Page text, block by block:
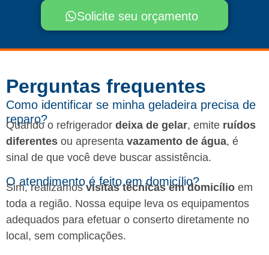
Solicite seu orçamento
Perguntas frequentes​
Como identificar se minha geladeira precisa de
reparo?
Quando o refrigerador deixa de gelar, emite ruídos
diferentes ou apresenta vazamento de água, é
sinal de que você deve buscar assistência.
O atendimento é feito em domicílio?
Sim, realizamosvisitas técnicas em domicílio em
toda a região. Nossa equipe leva os equipamentos
adequados para efetuar o conserto diretamente no
local, sem complicações.